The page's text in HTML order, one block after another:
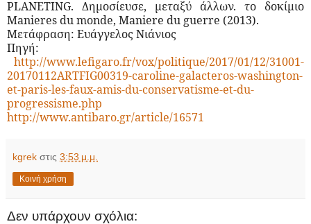
PLANETING. Δημοσίευσε, μεταξύ άλλων. το δοκίμιο
Μanieres du monde, Maniere du guerre (2013).
Μετάφραση: Ευάγγελος Νιάνιος
Πηγή:
http://www.lefigaro.fr/vox/politique/2017/01/12/31001-
20170112ARTFIG00319-caroline-galacteros-washington-
et-paris-les-faux-amis-du-conservatisme-et-du-
progressisme.php
http://www.antibaro.gr/article/16571
kgrek στις 3:53 μ.μ.
Κοινή χρήση
Δεν υπάρχουν σχόλια: